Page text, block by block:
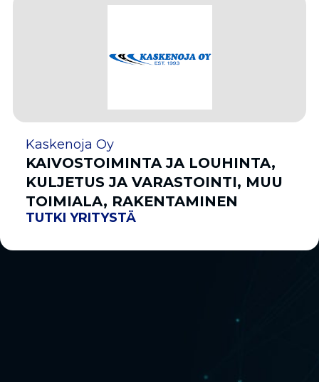
Kaskenoja Oy
KAIVOSTOIMINTA JA LOUHINTA,
KULJETUS JA VARASTOINTI, MUU
TOIMIALA, RAKENTAMINEN
TUTKI YRITYSTÄ